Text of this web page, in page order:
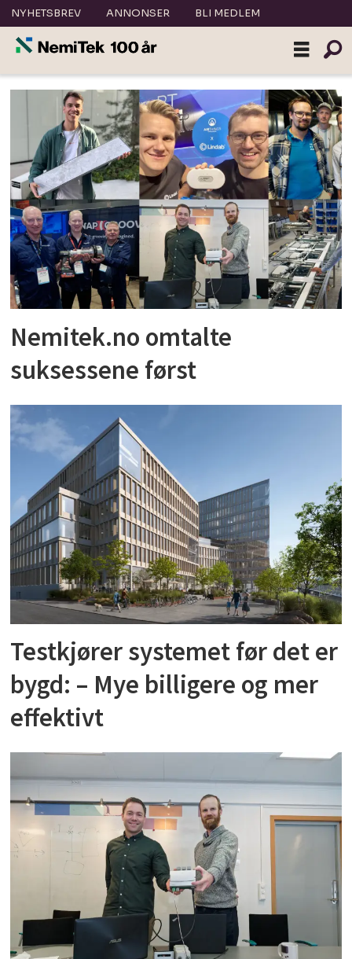
NYHETSBREV ANNONSER BLI MEDLEM
Tag:
virtual
house
Nemitek.no omtalte
suksessene først
Testkjører systemet før det er
bygd: – Mye billigere og mer
effektivt